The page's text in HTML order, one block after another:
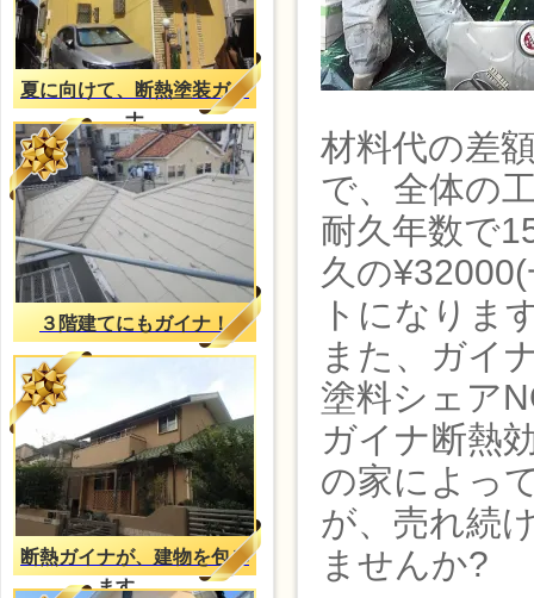
夏に向けて、断熱塗装ガイ
ナ
３階建てにもガイナ！
断熱ガイナが、建物を包み
ます。。
材料代の差
で、全体の
耐久年数で
久の
トになりま
また、ガイ
塗料シェア
ガイナ断熱
の家によっ
が、売れ続
ませんか?